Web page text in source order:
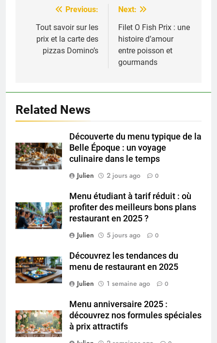
Navigation
de
l’article
Previous:
Tout savoir sur les
prix et la carte des
pizzas Domino’s
Next:
Filet O Fish Prix : une
histoire d’amour
entre poisson et
gourmands
Related News
Découverte du menu typique de la
Belle Époque : un voyage
culinaire dans le temps
Julien
2 jours ago 0
Menu étudiant à tarif réduit : où
profiter des meilleurs bons plans
restaurant en 2025 ?
Julien
5 jours ago 0
Découvrez les tendances du
menu de restaurant en 2025
Julien
1 semaine ago 0
Menu anniversaire 2025 :
découvrez nos formules spéciales
à prix attractifs